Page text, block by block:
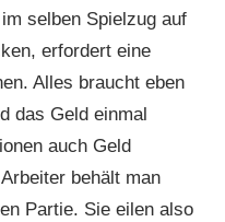
selben Spielzug auf
erfordert eine
Alles braucht eben
das Geld einmal
auch Geld
behält man
Partie. Sie eilen also